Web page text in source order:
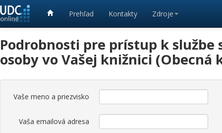
Prehľad Kontakty Zdroje
Podrobnosti pre prístup k
osoby vo Vašej knižnici (Obecná
Vaše meno a priezvisko
Vaša emailová adresa